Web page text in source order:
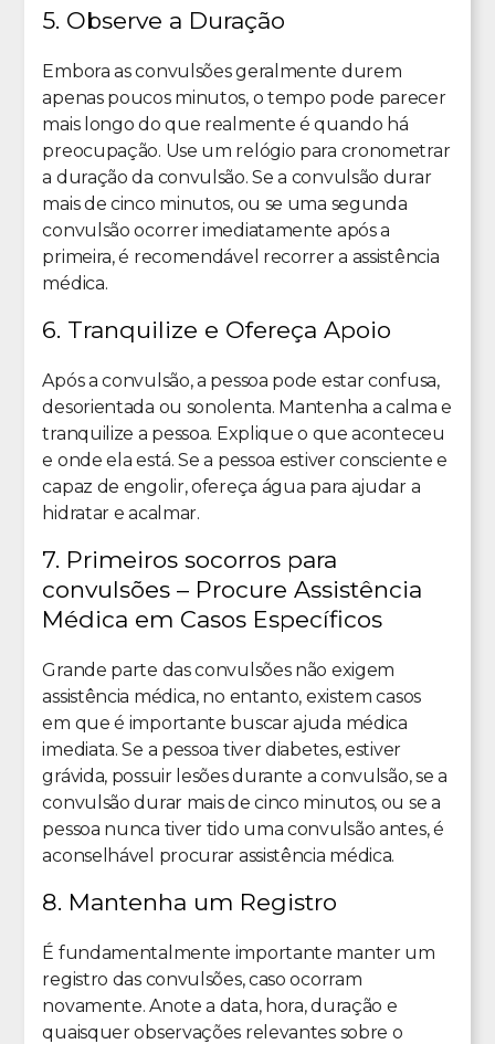
5. Observe a Duração
Embora as convulsões geralmente durem
apenas poucos minutos, o tempo pode parecer
mais longo do que realmente é quando há
preocupação. Use um relógio para cronometrar
a duração da convulsão. Se a convulsão durar
mais de cinco minutos, ou se uma segunda
convulsão ocorrer imediatamente após a
primeira, é recomendável recorrer a assistência
médica.
6. Tranquilize e Ofereça Apoio
Após a convulsão, a pessoa pode estar confusa,
desorientada ou sonolenta. Mantenha a calma e
tranquilize a pessoa. Explique o que aconteceu
e onde ela está. Se a pessoa estiver consciente e
capaz de engolir, ofereça água para ajudar a
hidratar e acalmar.
7. Primeiros socorros para
convulsões – Procure Assistência
Médica em Casos Específicos
Grande parte das convulsões não exigem
assistência médica, no entanto, existem casos
em que é importante buscar ajuda médica
imediata. Se a pessoa tiver diabetes, estiver
grávida, possuir lesões durante a convulsão, se a
convulsão durar mais de cinco minutos, ou se a
pessoa nunca tiver tido uma convulsão antes, é
aconselhável procurar assistência médica.
8. Mantenha um Registro
É fundamentalmente importante manter um
registro das convulsões, caso ocorram
novamente. Anote a data, hora, duração e
quaisquer observações relevantes sobre o